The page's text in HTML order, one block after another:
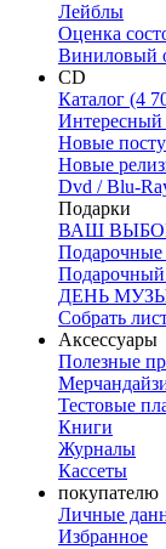
Лейблы
Оценка
Виниловый
CD
Каталог (4
Новые
Новые
Dvd / Blu-
Подарки
ВАШ
Подарочные
Подарочный
ДЕНЬ
Собрать
Аксессуары
Полезные
Тестовые
Книги
Журналы
Кассеты
покупателю
Личные
Избранное